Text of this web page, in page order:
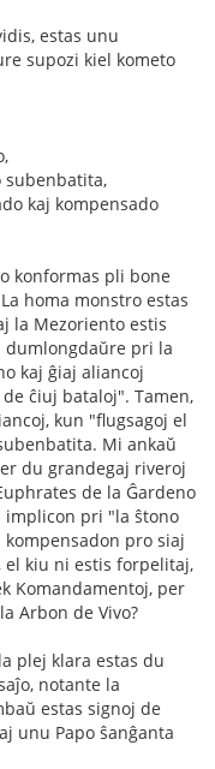
estas unu
supozi kiel kometo
subenbatita,
kaj kompensado
konformas pli bone
homa monstro estas
la Mezoriento estis
pri la
kaj ĝiaj aliancoj
ĉiuj bataloj". Tamen,
kun "flugsagoj el
Mi ankaŭ
du grandegaj riveroj
de la Ĝardeno
implicon pri "la ŝtono
pro siaj
el kiu ni estis forpelitaj,
Komandamentoj, per
Arbon de Vivo?
plej klara estas du
notante la
estas signoj de
unu Papo ŝanĝanta